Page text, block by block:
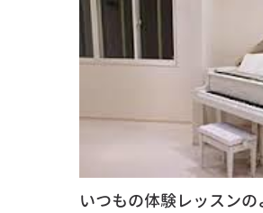
いつもの体験レッスンの